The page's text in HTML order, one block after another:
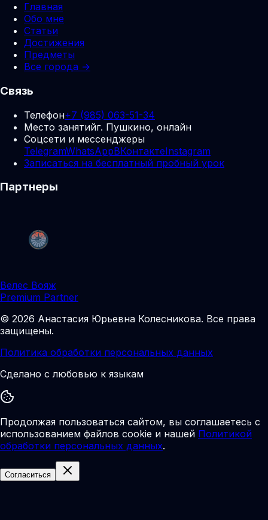
Главная
Обо мне
Статьи
Достижения
Предметы
Все города →
Связь
Телефон+7 (985) 063-51-34
Место занятийг. Пушкино, онлайн
Соцсети и мессенджеры
TelegramWhatsAppВКонтактеInstagram
Записаться на бесплатный пробный урок
Партнеры
Велес Вояж
Premium Partner
© 2026 Анастасия Юрьевна Колесникова. Все права
защищены.
Политика обработки персональных данных
Сделано с любовью к языкам
Продолжая пользоваться сайтом, вы соглашаетесь с
использованием файлов cookie и нашей Политикой
обработки персональных данных.
Согласиться